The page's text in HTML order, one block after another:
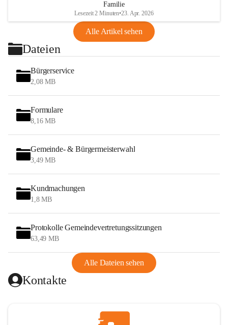
Familie
Lesezeit 2 Minuten•23. Apr. 2026
Alle Artikel sehen
Dateien
Bürgerservice
2,08 MB
Formulare
8,16 MB
Gemeinde- & Bürgermeisterwahl
3,49 MB
Kundmachungen
1,8 MB
Protokolle Gemeindevertretungssitzungen
63,49 MB
Alle Dateien sehen
Kontakte